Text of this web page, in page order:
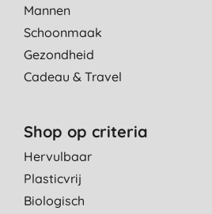
Mannen
Schoonmaak
Gezondheid
Cadeau & Travel
Shop op criteria
Hervulbaar
Plasticvrij
Biologisch